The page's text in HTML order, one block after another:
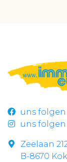
uns folgen
uns folgen
Zeelaan
B-8670